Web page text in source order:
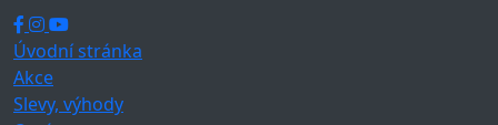
Úvodní stránka
Akce
Slevy, výhody